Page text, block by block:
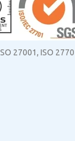
27001, ISO